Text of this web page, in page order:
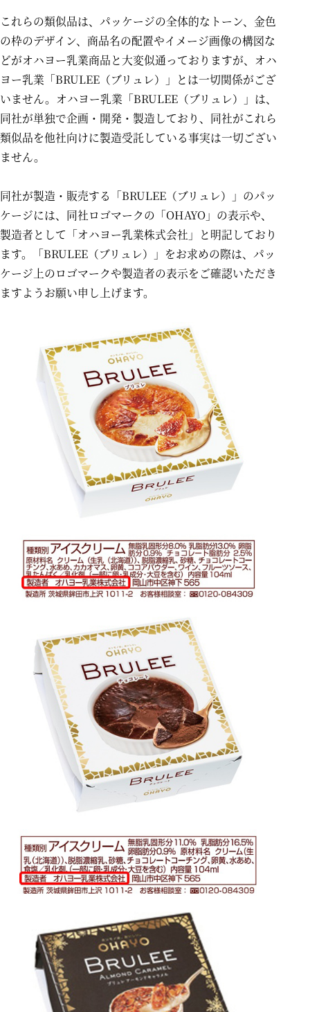
これらの類似品は、パッケージの全体的なトーン、金色
の枠のデザイン、商品名の配置やイメージ画像の構図な
どがオハヨー乳業商品と大変似通っておりますが、オハ
ヨー乳業「BRULEE（ブリュレ）」とは一切関係がござ
いません。オハヨー乳業「BRULEE（ブリュレ）」は、
同社が単独で企画・開発・製造しており、同社がこれら
類似品を他社向けに製造受託している事実は一切ござい
ません。
同社が製造・販売する「BRULEE（ブリュレ）」のパッ
ケージには、同社ロゴマークの「OHAYO」の表示や、
製造者として「オハヨー乳業株式会社」と明記しており
ます。「BRULEE（ブリュレ）」をお求めの際は、パッ
ケージ上のロゴマークや製造者の表示をご確認いただき
ますようお願い申し上げます。